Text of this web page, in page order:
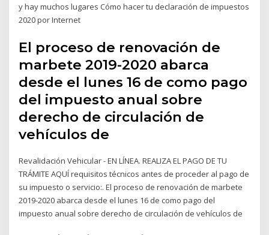
y hay muchos lugares Cómo hacer tu declaración de impuestos
2020 por Internet
El proceso de renovación de
marbete 2019-2020 abarca
desde el lunes 16 de como pago
del impuesto anual sobre
derecho de circulación de
vehículos de
Revalidación Vehicular - EN LÍNEA. REALIZA EL PAGO DE TU
TRÁMITE AQUÍ requisitos técnicos antes de proceder al pago de
su impuesto o servicio:. El proceso de renovación de marbete
2019-2020 abarca desde el lunes 16 de como pago del
impuesto anual sobre derecho de circulación de vehículos de